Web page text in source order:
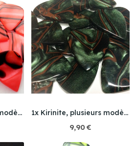
1x Kirinite, plusieurs modèles 1x Kirinite, plusieurs modèles
9,90 €